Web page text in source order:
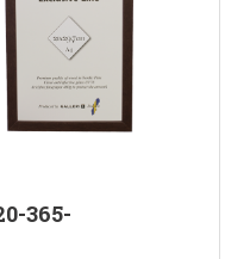
365-